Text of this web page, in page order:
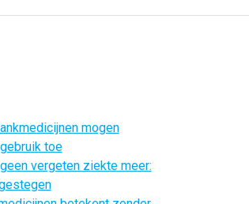
mogen
toe
vergeten ziekte meer: